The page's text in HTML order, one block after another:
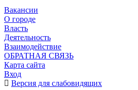
Вакансии
О городе
Власть
Деятельность
Взаимодействие
ОБРАТНАЯ СВЯЗЬ
Карта сайта
Вход
Версия для слабовидящих